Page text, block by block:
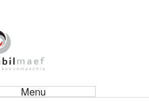
Menu